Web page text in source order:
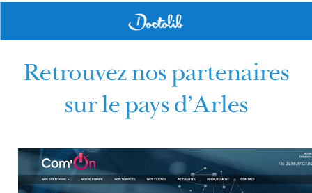
Retrouvez nos partenaires
sur le pays d'Arles